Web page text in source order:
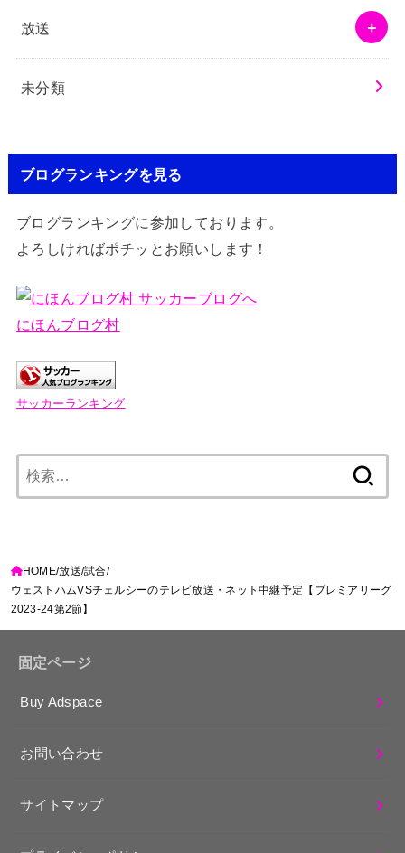
放送
未分類
ブログランキングを見る
ブログランキングに参加しております。
よろしければポチッとお願いします！
にほんブログ村
サッカーランキング
索:
HOME 放送 試合
ウェストハムVSチェルシーのテレビ放送・ネット中継予定【プレミアリーグ
2023-24第2節】
固定ページ
Buy Adspace
お問い合わせ
サイトマップ